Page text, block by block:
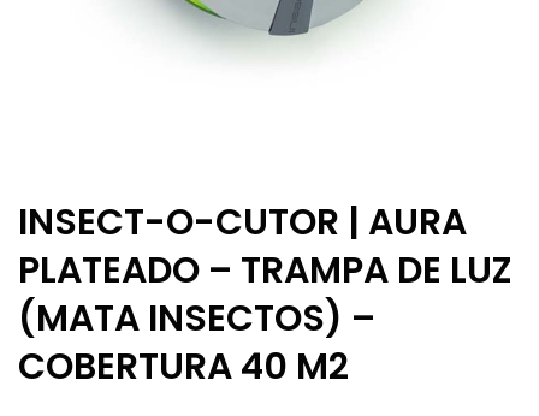
INSECT-O-CUTOR | AURA
PLATEADO – TRAMPA DE LUZ
(MATA INSECTOS) –
COBERTURA 40 M2